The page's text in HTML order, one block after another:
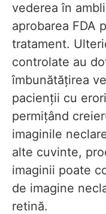
vederea în
aprobarea FDA
tratament.
controlate au
îmbunătățirea
pacienții cu
permițând
imaginile
alte cuvinte,
imaginii poate
de imagine
retină.